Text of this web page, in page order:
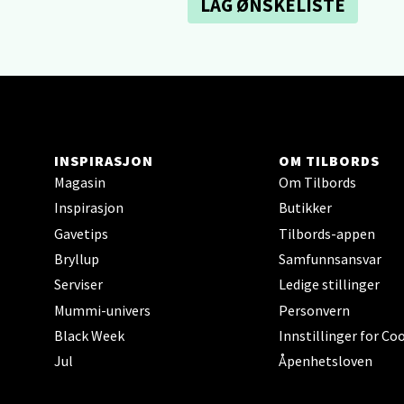
LAG ØNSKELISTE
INSPIRASJON
Magasin
Inspirasjon
Gavetips
Bryllup
Serviser
Mummi-univers
Black Week
Jul
OM TILBORDS
Om Tilbords
Butikker
Tilbords-appen
Samfunnsansvar
Ledige stillinger
Personvern
Innstillinger for
Åpenhetsloven
Ski